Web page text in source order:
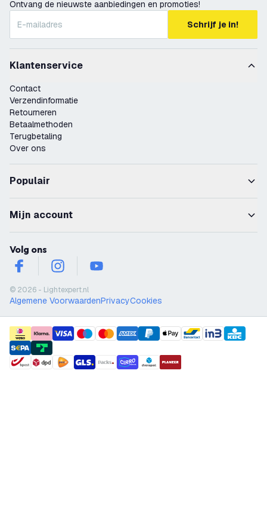
Ontvang de nieuwste aanbiedingen en promoties!
Schrijf je in!
Klantenservice
Contact
Verzendinformatie
Retourneren
Betaalmethoden
Terugbetaling
Over ons
Populair
Mijn account
Volg ons
facebookinstagramyoutube
© 2026 - Lightexpert.nl
Algemene VoorwaardenPrivacyCookies
payment methods
shipment methods